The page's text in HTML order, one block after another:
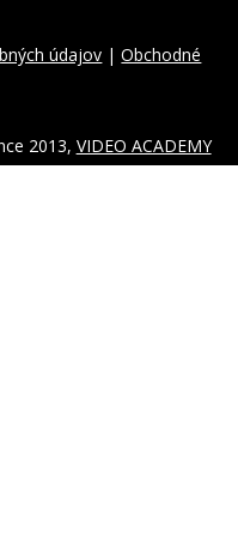
údajov |Obchodné
2013, VIDEO ACADEMY